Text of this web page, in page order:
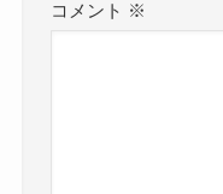
コメント ※